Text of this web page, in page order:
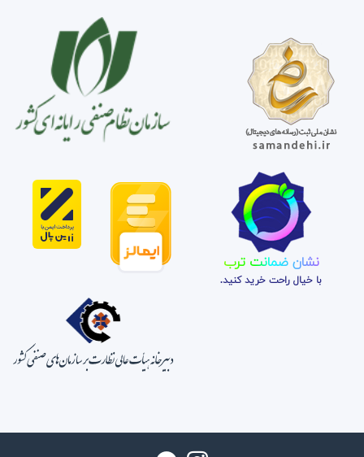
نشان ضمانت ترب
با خیال راحت خرید کنید.